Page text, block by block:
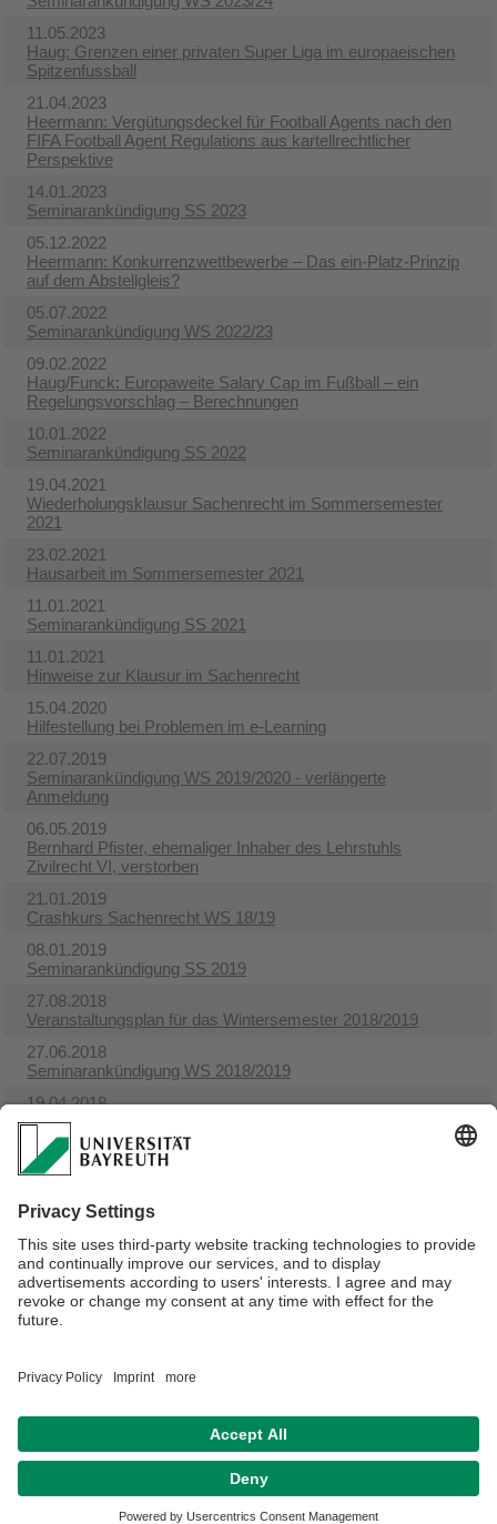
11.05.2023
Haug: Grenzen einer privaten Super Liga im europaeischen
Spitzenfussball
21.04.2023
Heermann: Vergütungsdeckel für Football Agents nach den
FIFA Football Agent Regulations aus kartellrechtlicher
Perspektive
14.01.2023
Seminarankündigung SS 2023
05.12.2022
Heermann: Konkurrenzwettbewerbe – Das ein-Platz-Prinzip
auf dem Abstellgleis?
05.07.2022
Seminarankündigung WS 2022/23
09.02.2022
Haug/Funck: Europaweite Salary Cap im Fußball – ein
Regelungsvorschlag – Berechnungen
10.01.2022
Seminarankündigung SS 2022
19.04.2021
Wiederholungsklausur Sachenrecht im Sommersemester
2021
23.02.2021
Hausarbeit im Sommersemester 2021
11.01.2021
Seminarankündigung SS 2021
11.01.2021
Hinweise zur Klausur im Sachenrecht
15.04.2020
Hilfestellung bei Problemen im e-Learning
22.07.2019
Seminarankündigung WS 2019/2020 - verlängerte
Anmeldung
06.05.2019
Bernhard Pfister, ehemaliger Inhaber des Lehrstuhls
Zivilrecht VI, verstorben
21.01.2019
Crashkurs Sachenrecht WS 18/19
08.01.2019
Seminarankündigung SS 2019
27.08.2018
Veranstaltungsplan für das Wintersemester 2018/2019
27.06.2018
Seminarankündigung WS 2018/2019
19.04.2018
Dringend gesucht: Experten im Sportrecht
18.04.2018
Neuer Termin Klausurbesprechung Sachenrecht
14.02.2018
Sprechstunde in der vorlesungsfreien Zeit
02.01.2018
Crashkurs Sachenrecht am 27. & 28.01.2018
Impressum
Kontakt
Barrierefreiheitserklärung